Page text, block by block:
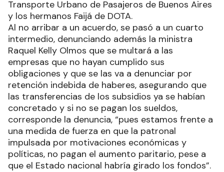
Transporte Urbano de Pasajeros de Buenos Aires
y los hermanos Faijá de DOTA.
Al no arribar a un acuerdo, se pasó a un cuarto
intermedio, denunciando además la ministra
Raquel Kelly Olmos que se multará a las
empresas que no hayan cumplido sus
obligaciones y que se las va a denunciar por
retención indebida de haberes, asegurando que
las transferencias de los subsidios ya se habían
concretado y si no se pagan los sueldos,
corresponde la denuncia, “pues estamos frente a
una medida de fuerza en que la patronal
impulsada por motivaciones económicas y
políticas, no pagan el aumento paritario, pese a
que el Estado nacional habría girado los fondos”.